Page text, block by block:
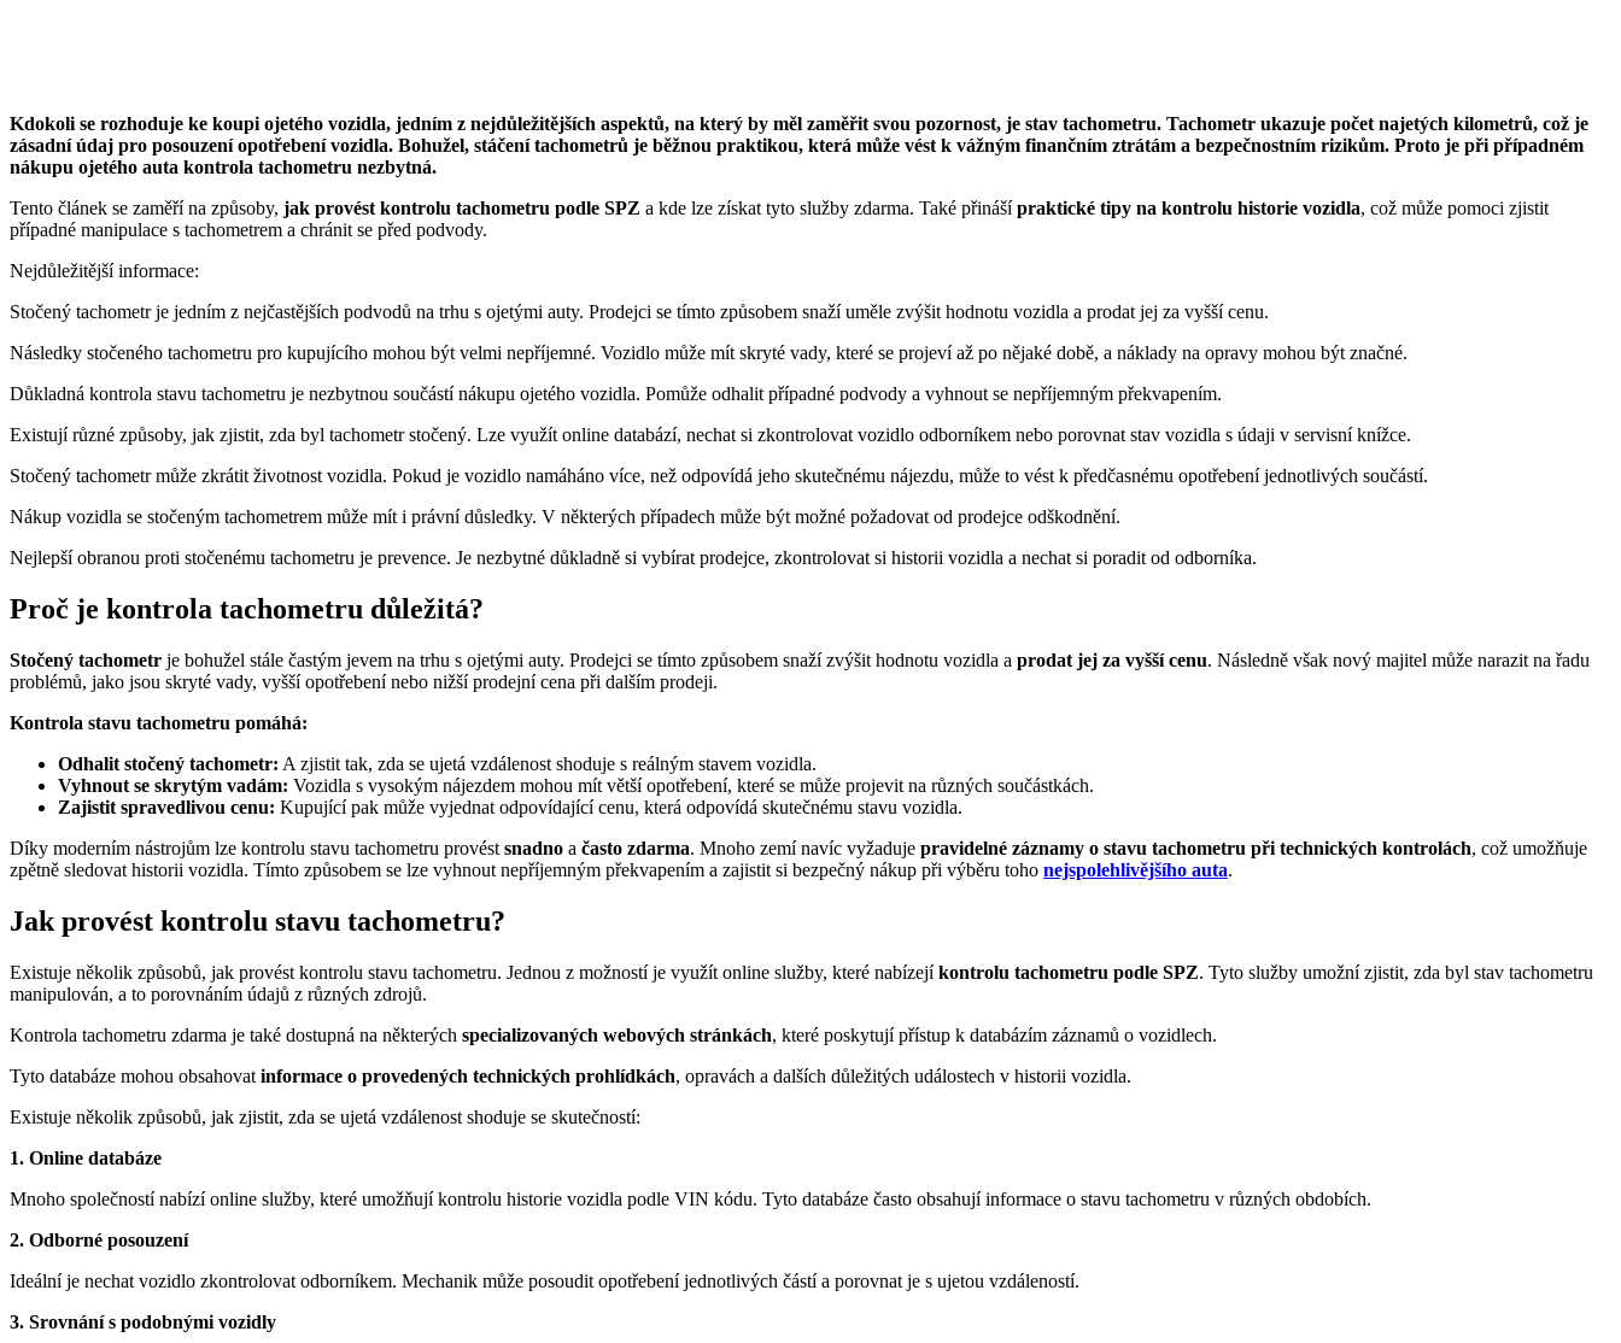
Kdokoli se rozhoduje ke koupi ojetého vozidla, jedním z nejdůležitějších aspektů, na který by měl zaměřit svou pozornost, je stav tachometru. Tachometr ukazuje počet najetých kilometrů, což je
zásadní údaj pro posouzení opotřebení vozidla. Bohužel, stáčení tachometrů je běžnou praktikou, která může vést k vážným finančním ztrátám a bezpečnostním rizikům. Proto je při případném
nákupu ojetého auta kontrola tachometru nezbytná.
Tento článek se zaměří na způsoby, jak provést kontrolu tachometru podle SPZ a kde lze získat tyto služby zdarma. Také přinášípraktické tipy na kontrolu historie vozidla, což může pomoci zjistit
případné manipulace s tachometrem a chránit se před podvody.
Nejdůležitější informace:
Stočený tachometr je jedním z nejčastějších podvodů na trhu s ojetými auty. Prodejci se tímto způsobem snaží uměle zvýšit hodnotu vozidla a prodat jej za vyšší cenu.
Následky stočeného tachometru pro kupujícího mohou být velmi nepříjemné. Vozidlo může mít skryté vady, které se projeví až po nějaké době, a náklady na opravy mohou být značné.
Důkladná kontrola stavu tachometru je nezbytnou součástí nákupu ojetého vozidla. Pomůže odhalit případné podvody a vyhnout se nepříjemným překvapením.
Existují různé způsoby, jak zjistit, zda byl tachometr stočený. Lze využít online databází, nechat si zkontrolovat vozidlo odborníkem nebo porovnat stav vozidla s údaji v servisní knížce.
Stočený tachometr může zkrátit životnost vozidla. Pokud je vozidlo namáháno více, než odpovídá jeho skutečnému nájezdu, může to vést k předčasnému opotřebení jednotlivých součástí.
Nákup vozidla se stočeným tachometrem může mít i právní důsledky. V některých případech může být možné požadovat od prodejce odškodnění.
Nejlepší obranou proti stočenému tachometru je prevence. Je nezbytné důkladně si vybírat prodejce, zkontrolovat si historii vozidla a nechat si poradit od odborníka.
Proč je kontrola tachometru důležitá?
Stočený tachometr je bohužel stále častým jevem na trhu s ojetými auty. Prodejci se tímto způsobem snaží zvýšit hodnotu vozidla a prodat jej za vyšší cenu. Následně však nový majitel může narazit na řadu
problémů, jako jsou skryté vady, vyšší opotřebení nebo nižší prodejní cena při dalším prodeji.
Kontrola stavu tachometru pomáhá:
Odhalit stočený tachometr: A zjistit tak, zda se ujetá vzdálenost shoduje s reálným stavem vozidla.
Vyhnout se skrytým vadám: Vozidla s vysokým nájezdem mohou mít větší opotřebení, které se může projevit na různých součástkách.
Zajistit spravedlivou cenu: Kupující pak může vyjednat odpovídající cenu, která odpovídá skutečnému stavu vozidla.
Díky moderním nástrojům lze kontrolu stavu tachometru provést snadno a často zdarma. Mnoho zemí navíc vyžaduje pravidelné záznamy o stavu tachometru při technických kontrolách, což umožňuje
zpětně sledovat historii vozidla. Tímto způsobem se lze vyhnout nepříjemným překvapením a zajistit si bezpečný nákup při výběru toho nejspolehlivějšího auta.
Jak provést kontrolu stavu tachometru?
Existuje několik způsobů, jak provést kontrolu stavu tachometru. Jednou z možností je využít online služby, které nabízejíkontrolu tachometru podle SPZ. Tyto služby umožní zjistit, zda byl stav tachometru
manipulován, a to porovnáním údajů z různých zdrojů.
Kontrola tachometru zdarma je také dostupná na některých specializovaných webových stránkách, které poskytují přístup k databázím záznamů o vozidlech.
Tyto databáze mohou obsahovat informace o provedených technických prohlídkách, opravách a dalších důležitých událostech v historii vozidla.
Existuje několik způsobů, jak zjistit, zda se ujetá vzdálenost shoduje se skutečností:
1. Online databáze
Mnoho společností nabízí online služby, které umožňují kontrolu historie vozidla podle VIN kódu. Tyto databáze často obsahují informace o stavu tachometru v různých obdobích.
2. Odborné posouzení
Ideální je nechat vozidlo zkontrolovat odborníkem. Mechanik může posoudit opotřebení jednotlivých částí a porovnat je s ujetou vzdáleností.
3. Srovnání s podobnými vozidly